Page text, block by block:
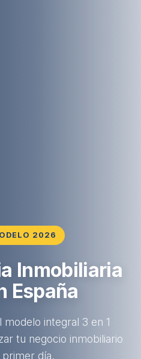
2026
Inmobiliaria
España
integral 3 en 1
tu negocio inmobiliario
día.